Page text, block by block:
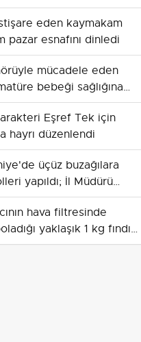
zamanı
eden kaymakam
pazar esnafını dinledi
mücadele eden
bebeği sağlığına
Eşref Tek için
hayrı düzenlendi
üçüz buzağılara
yapıldı; İl Müdürü
taktı
hava filtresinde
yaklaşık 1 kg fındık